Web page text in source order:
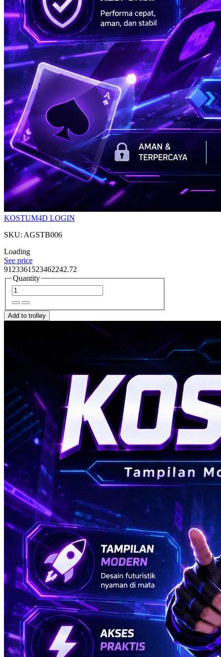
KOSTUM4D LOGIN
SKU: AGSTB006
Loading
See price
9123361523462242.72
Quantity
Add to trolley